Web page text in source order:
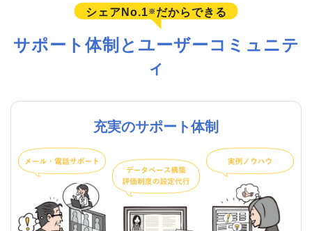
シェアNo.1※ だからできる
サポート体制とユーザーコミュニテ
ィ
充実のサポート体制